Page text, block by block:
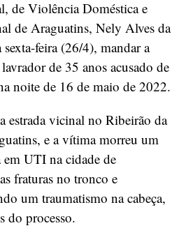
de Violência Doméstica e
de Araguatins, Nely Alves da
feira (26/4), mandar a
de 35 anos acusado de
noite de 16 de maio de 2022.
estrada vicinal no Ribeirão da
e a vítima morreu um
em UTI na cidade de
fraturas no tronco e
um traumatismo na cabeça,
do processo.